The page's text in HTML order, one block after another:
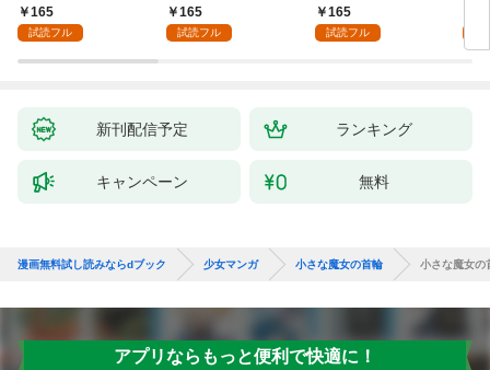
王子の愛でした１
165
試読フル
はじめます！１
165
試読フル
今日でやめることにし
ます～辺境で自由を満
165
試読フル
新刊配信予定 ランキング
キャンペーン 無料
漫画無料試し読みならdブック 少女マンガ 小さな魔女の首輪 小さな魔女の
アプリならもっと便利で快適に！